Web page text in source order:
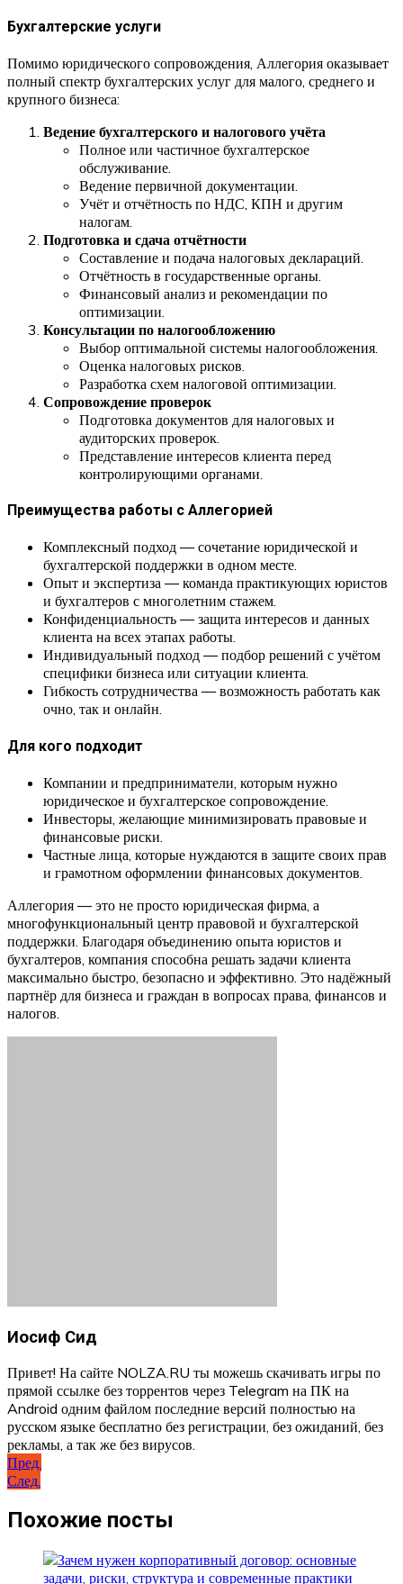
Бухгалтерские услуги
Помимо юридического сопровождения, Аллегория оказывает
полный спектр бухгалтерских услуг для малого, среднего и
крупного бизнеса:
Ведение бухгалтерского и налогового учёта
Полное или частичное бухгалтерское
обслуживание.
Ведение первичной документации.
Учёт и отчётность по НДС, КПН и другим
налогам.
Подготовка и сдача отчётности
Составление и подача налоговых деклараций.
Отчётность в государственные органы.
Финансовый анализ и рекомендации по
оптимизации.
Консультации по налогообложению
Выбор оптимальной системы налогообложения.
Оценка налоговых рисков.
Разработка схем налоговой оптимизации.
Сопровождение проверок
Подготовка документов для налоговых и
аудиторских проверок.
Представление интересов клиента перед
контролирующими органами.
Преимущества работы с Аллегорией
Комплексный подход — сочетание юридической и
бухгалтерской поддержки в одном месте.
Опыт и экспертиза — команда практикующих юристов
и бухгалтеров с многолетним стажем.
Конфиденциальность — защита интересов и данных
клиента на всех этапах работы.
Индивидуальный подход — подбор решений с учётом
специфики бизнеса или ситуации клиента.
Гибкость сотрудничества — возможность работать как
очно, так и онлайн.
Для кого подходит
Компании и предприниматели, которым нужно
юридическое и бухгалтерское сопровождение.
Инвесторы, желающие минимизировать правовые и
финансовые риски.
Частные лица, которые нуждаются в защите своих прав
и грамотном оформлении финансовых документов.
Аллегория — это не просто юридическая фирма, а
многофункциональный центр правовой и бухгалтерской
поддержки. Благодаря объединению опыта юристов и
бухгалтеров, компания способна решать задачи клиента
максимально быстро, безопасно и эффективно. Это надёжный
партнёр для бизнеса и граждан в вопросах права, финансов и
налогов.
Иосиф Сид
Привет! На сайте NOLZA.RU ты можешь скачивать игры по
прямой ссылке без торрентов через Telegram на ПК на
Android одним файлом последние версий полностью на
русском языке бесплатно без регистрации, без ожиданий, без
рекламы, а так же без вирусов.
Навигация
по
записям
Пред.
След.
Похожие посты